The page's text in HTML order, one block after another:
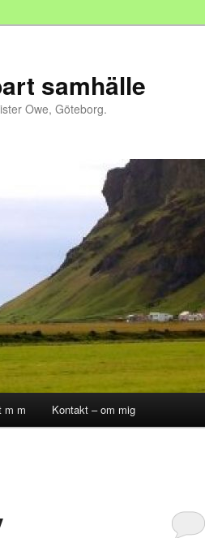
samhälle
Owe, Göteborg.
m m Kontakt – om mig